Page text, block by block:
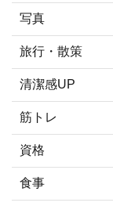
写真
旅行・散策
清潔感UP
筋トレ
資格
食事